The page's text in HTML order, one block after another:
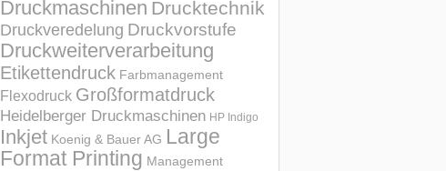
Druckmaschinen Drucktechnik
Druckveredelung Druckvorstufe
Druckweiterverarbeitung
Etikettendruck Farbmanagement
Flexodruck Großformatdruck
Heidelberger Druckmaschinen HP Indigo
Inkjet Koenig & Bauer AG Large
Format Printing Management